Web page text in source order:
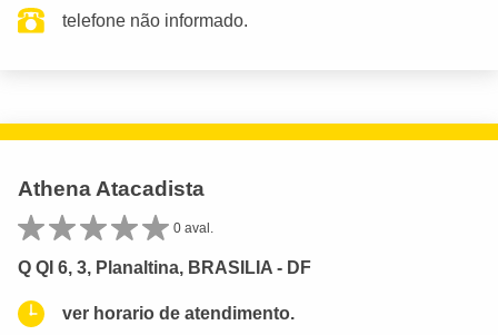
telefone não informado.
Athena Atacadista
0 aval.
Q QI 6, 3, Planaltina, BRASILIA - DF
ver horario de atendimento.